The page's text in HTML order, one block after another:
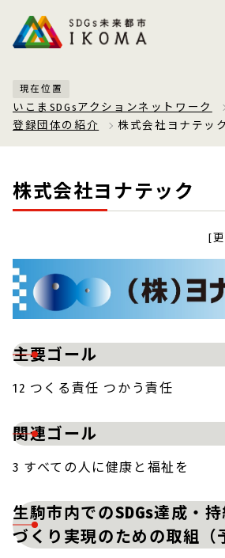
現在位置
いこまSDGsアクションネットワーク
登録団体の紹介
株式会社ヨナテック
株式会社ヨナテック
[
主要ゴール
12 つくる責任 つかう責任
関連ゴール
3 すべての人に健康と福祉を
生駒市内でのSDGs達成・
づくり実現のための取組（